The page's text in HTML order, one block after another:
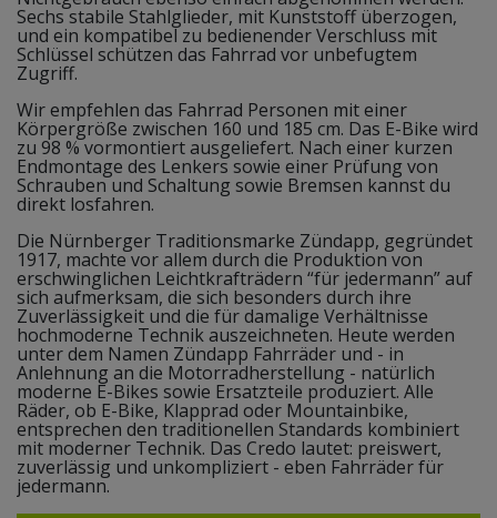
Sechs stabile Stahlglieder, mit Kunststoff überzogen,
und ein kompatibel zu bedienender Verschluss mit
Schlüssel schützen das Fahrrad vor unbefugtem
Zugriff.
Wir empfehlen das Fahrrad Personen mit einer
Körpergröße zwischen 160 und 185 cm. Das E-Bike wird
zu 98 % vormontiert ausgeliefert. Nach einer kurzen
Endmontage des Lenkers sowie einer Prüfung von
Schrauben und Schaltung sowie Bremsen kannst du
direkt losfahren.
Die Nürnberger Traditionsmarke Zündapp, gegründet
1917, machte vor allem durch die Produktion von
erschwinglichen Leichtkrafträdern “für jedermann” auf
sich aufmerksam, die sich besonders durch ihre
Zuverlässigkeit und die für damalige Verhältnisse
hochmoderne Technik auszeichneten. Heute werden
unter dem Namen Zündapp Fahrräder und - in
Anlehnung an die Motorradherstellung - natürlich
moderne E-Bikes sowie Ersatzteile produziert. Alle
Räder, ob E-Bike, Klapprad oder Mountainbike,
entsprechen den traditionellen Standards kombiniert
mit moderner Technik. Das Credo lautet: preiswert,
zuverlässig und unkompliziert - eben Fahrräder für
jedermann.